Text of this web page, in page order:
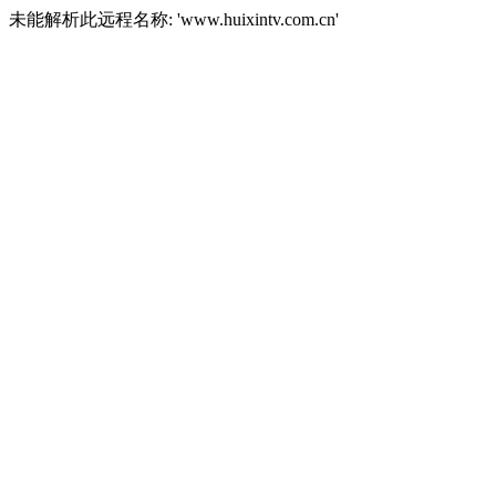
未能解析此远程名称: 'www.huixintv.com.cn'